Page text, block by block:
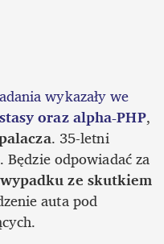
wykazaływe
oraz alpha-PHP,
. 35-letni
Będzie odpowiadać za
wypadku ze skutkiem
auta pod